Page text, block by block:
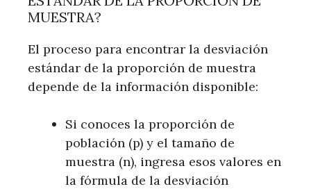
MUESTRA?
El proceso para encontrar la desviación
estándar de la proporción de muestra
depende de la información disponible:
Si conoces la proporción de
población (p) y el tamaño de
muestra (n), ingresa esos valores en
la fórmula de la desviación